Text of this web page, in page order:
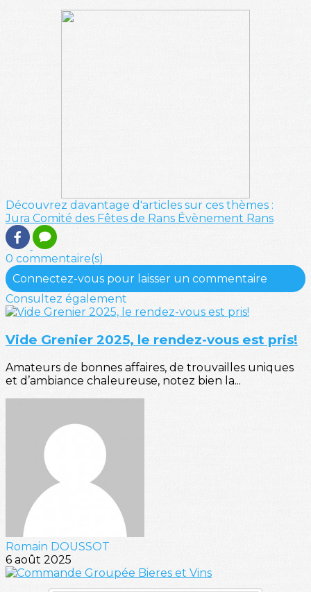
Découvrez davantage d'articles sur ces thèmes :
Jura Comité des Fêtes de Rans Évènement Rans
0 commentaire(s)
Connectez-vous pour laisser un commentaire
Consultez également
Vide Grenier 2025, le rendez-vous est pris!
Amateurs de bonnes affaires, de trouvailles uniques
et d’ambiance chaleureuse, notez bien la...
Romain DOUSSOT
6 août 2025